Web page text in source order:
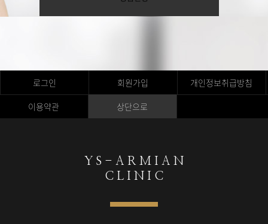
로그인 회원가입
개인정보취급방침
이용약관
상단으로
Y S - A R M I A N
C L I N I C